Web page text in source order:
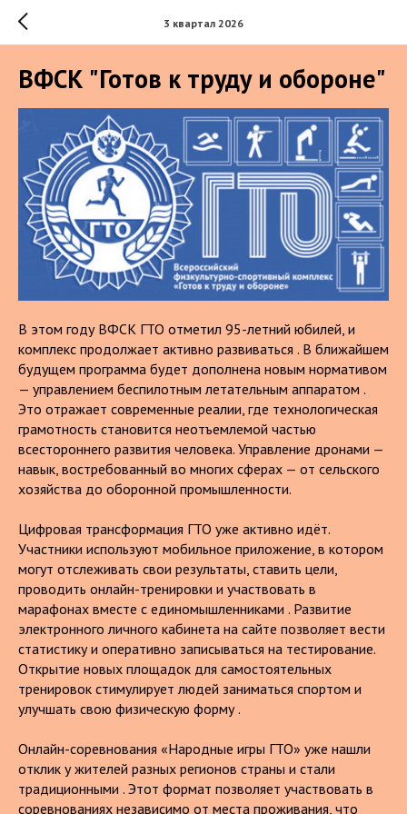
3 квартал 2026
ВФСК "Готов к труду и обороне"
В этом году ВФСК ГТО отметил 95-летний юбилей, и
комплекс продолжает активно развиваться . В ближайшем
будущем программа будет дополнена новым нормативом
— управлением беспилотным летательным аппаратом .
Это отражает современные реалии, где технологическая
грамотность становится неотъемлемой частью
всестороннего развития человека. Управление дронами —
навык, востребованный во многих сферах — от сельского
хозяйства до оборонной промышленности.
Цифровая трансформация ГТО уже активно идёт.
Участники используют мобильное приложение, в котором
могут отслеживать свои результаты, ставить цели,
проводить онлайн-тренировки и участвовать в
марафонах вместе с единомышленниками . Развитие
электронного личного кабинета на сайте позволяет вести
статистику и оперативно записываться на тестирование.
Открытие новых площадок для самостоятельных
тренировок стимулирует людей заниматься спортом и
улучшать свою физическую форму .
Онлайн-соревнования «Народные игры ГТО» уже нашли
отклик у жителей разных регионов страны и стали
традиционными . Этот формат позволяет участвовать в
соревнованиях независимо от места проживания, что